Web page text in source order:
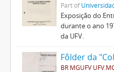
Part of
Exposição do
durante o ano
da UFV.
Fôlder da
BR MGUFV